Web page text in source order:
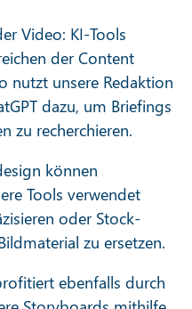
Video: KI-Tools
der Content
nutzt unsere Redaktion
dazu, um Briefings
zu recherchieren.
können
Tools verwendet
oder Stock-
zu ersetzen.
ebenfalls durch